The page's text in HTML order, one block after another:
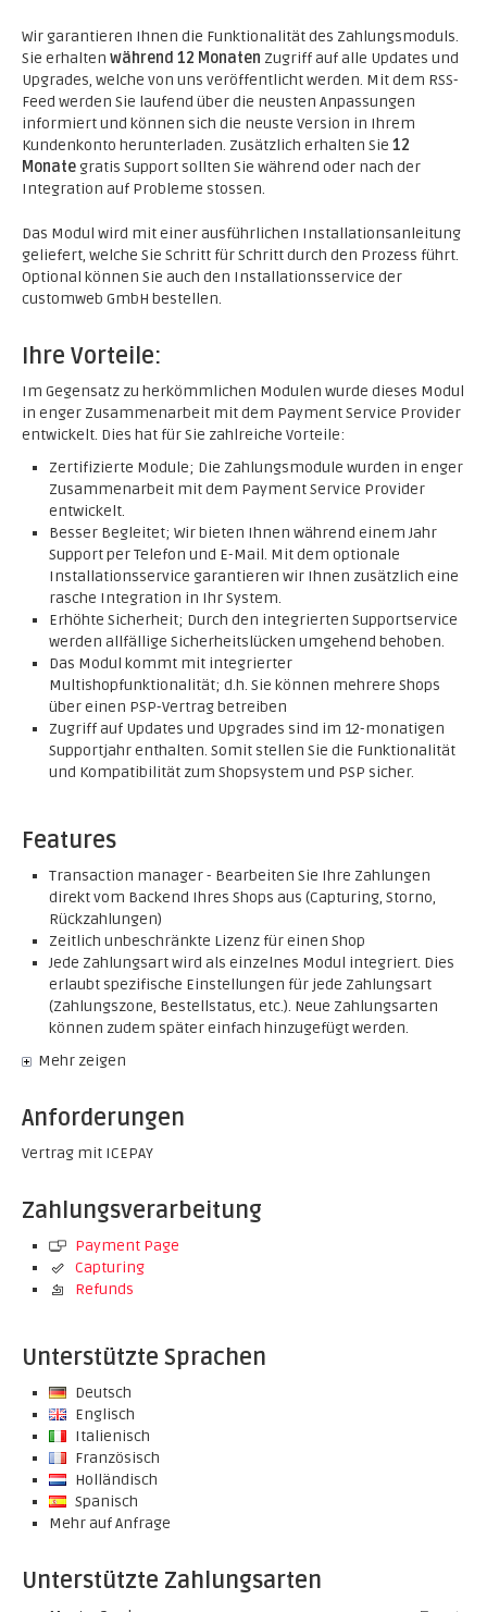
Wir garantieren Ihnen die Funktionalität des Zahlungsmoduls.
Sie erhalten während 12 Monaten Zugriff auf alle Updates und
Upgrades, welche von uns veröffentlicht werden. Mit dem RSS-
Feed werden Sie laufend über die neusten Anpassungen
informiert und können sich die neuste Version in Ihrem
Kundenkonto herunterladen. Zusätzlich erhalten Sie 12
Monategratis Support sollten Sie während oder nach der
Integration auf Probleme stossen.
Das Modul wird mit einer ausführlichen Installationsanleitung
geliefert, welche Sie Schritt für Schritt durch den Prozess führt.
Optional können Sie auch den Installationsservice der
customweb GmbH bestellen.
Ihre Vorteile:
Im Gegensatz zu herkömmlichen Modulen wurde dieses Modul
in enger Zusammenarbeit mit dem Payment Service Provider
entwickelt. Dies hat für Sie zahlreiche Vorteile:
Zertifizierte Module; Die Zahlungsmodule wurden in enger
Zusammenarbeit mit dem Payment Service Provider
entwickelt.
Besser Begleitet; Wir bieten Ihnen während einem Jahr
Support per Telefon und E-Mail. Mit dem optionale
Installationsservice garantieren wir Ihnen zusätzlich eine
rasche Integration in Ihr System.
Erhöhte Sicherheit; Durch den integrierten Supportservice
werden allfällige Sicherheitslücken umgehend behoben.
Das Modul kommt mit integrierter
Multishopfunktionalität; d.h. Sie können mehrere Shops
über einen PSP-Vertrag betreiben
Zugriff auf Updates und Upgrades sind im 12-monatigen
Supportjahr enthalten. Somit stellen Sie die Funktionalität
und Kompatibilität zum Shopsystem und PSP sicher.
Features
Transaction manager - Bearbeiten Sie Ihre Zahlungen
direkt vom Backend Ihres Shops aus (Capturing, Storno,
Rückzahlungen)
Zeitlich unbeschränkte Lizenz für einen Shop
Jede Zahlungsart wird als einzelnes Modul integriert. Dies
erlaubt spezifische Einstellungen für jede Zahlungsart
(Zahlungszone, Bestellstatus, etc.). Neue Zahlungsarten
können zudem später einfach hinzugefügt werden.
Mehr zeigen
Anforderungen
Vertrag mit ICEPAY
Zahlungsverarbeitung
Payment Page
Capturing
Refunds
Unterstützte Sprachen
Deutsch
Englisch
Italienisch
Französisch
Holländisch
Spanisch
Mehr auf Anfrage
Unterstützte Zahlungsarten